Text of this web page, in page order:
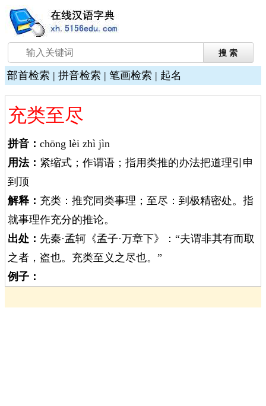
部首检索 | 拼音检索 | 笔画检索 | 起名
充类至尽
拼音： chōng lèi zhì jìn
用法： 紧缩式；作谓语；指用类推的办法把道理引申
到顶
解释： 充类：推究同类事理；至尽：到极精密处。指
就事理作充分的推论。
出处： 先秦·孟轲《孟子·万章下》：“夫谓非其有而取
之者，盗也。充类至义之尽也。”
例子：